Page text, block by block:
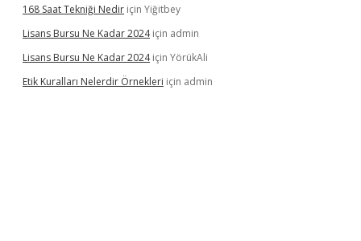
168 Saat Tekniği Nedir için Yiğitbey
Lisans Bursu Ne Kadar 2024için admin
Lisans Bursu Ne Kadar 2024için YörükAli
Etik Kuralları Nelerdir Örnekleri için admin